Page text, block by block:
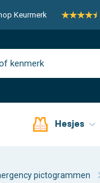
Keurmerk
Hesjes
pictogrammen